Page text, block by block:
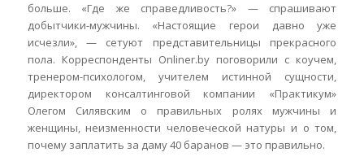
больше. «Где же справедливость?» — спрашивают
добытчики-мужчины. «Настоящие герои давно уже
исчезли», — сетуют представительницы прекрасного
пола. Корреспонденты Onliner.by поговорили с коучем,
тренером-психологом, учителем истинной сущности,
директором консалтинговой компании «Практикум»
Олегом Силявским о правильных ролях мужчины и
женщины, неизменности человеческой натуры и о том,
почему заплатить за даму 40 баранов — это правильно.